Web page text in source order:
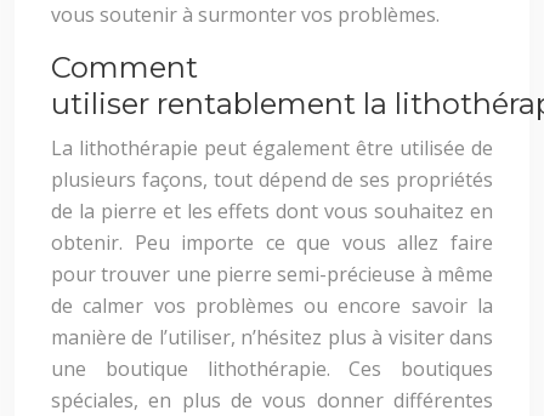
vous soutenir à surmonter vos problèmes.
Comment
utiliser rentablement la
La lithothérapie peut également être utilisée de
plusieurs façons, tout dépend de ses propriétés
de la pierre et les effets dont vous souhaitez en
obtenir. Peu importe ce que vous allez faire
pour trouver une pierre semi-précieuse à même
de calmer vos problèmes ou encore savoir la
manière de l’utiliser, n’hésitez plus à visiter dans
une boutique lithothérapie. Ces boutiques
spéciales, en plus de vous donner différentes